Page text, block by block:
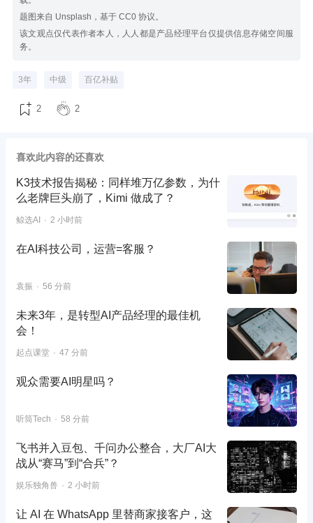
题图来自 Unsplash，基于 CC0 协议。
该文观点仅代表作者本人，人人都是产品经理平台仅提供信息存储空间服
务。
3年 中级 百亿补贴
2 2
喜欢此内容的还喜欢
K3技术报告揭秘：同样堆万亿参数，为什
么老牌巨头崩了，Kimi 做成了？
鲸选AI 2 小时前
在AI科技公司，运营=客服？
袁振 56 分前
未来3年，是转型AI产品经理的最佳机
会！
起点课堂 47 分前
观众需要AI明星吗？
听筒Tech 58 分前
飞书并入豆包、千问办公整合，大厂AI大
战从“赛马”到“合兵”？
娱乐独角兽 2 小时前
让 AI 在 WhatsApp 里替商家接客户，这